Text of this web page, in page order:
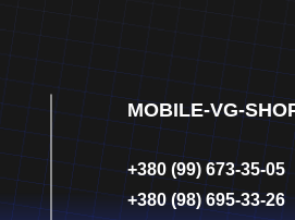
MOBILE-VG-
+380 (99) 673-35-05
+380 (98) 695-33-26